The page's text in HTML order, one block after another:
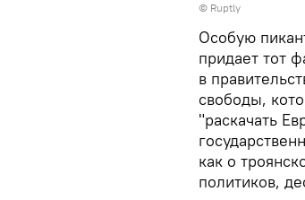
© Ruptly
Особую
придает тот
в
свободы,
"раскачать
как о
политиков,